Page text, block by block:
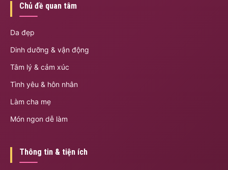
Chủ đề quan tâm
Da đẹp
Dinh dưỡng & vận động
Tâm lý & cảm xúc
Tình yêu & hôn nhân
Làm cha mẹ
Món ngon dễ làm
Thông tin & tiện ích